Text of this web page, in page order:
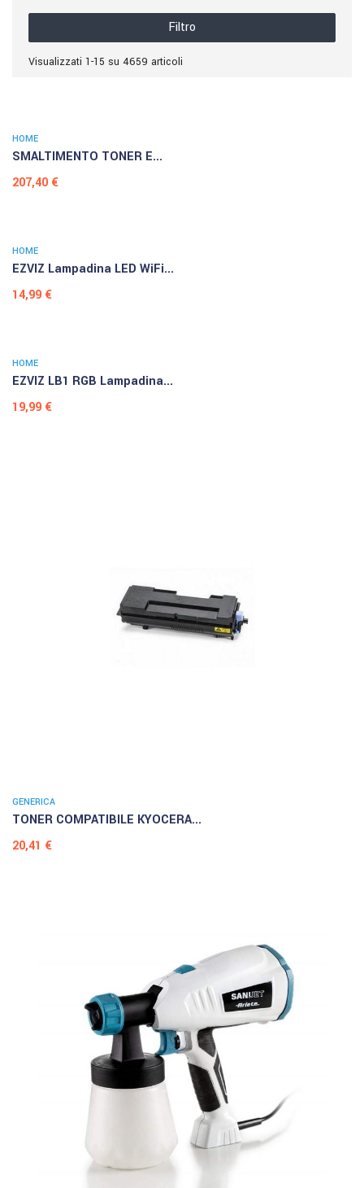
Filtro
Visualizzati 1-15 su 4659 articoli
HOME
SMALTIMENTO TONER E...
Prezzo
207,40 €
HOME
EZVIZ Lampadina LED WiFi...
Prezzo
14,99 €
HOME
EZVIZ LB1 RGB Lampadina...
Prezzo
19,99 €
GENERICA
TONER COMPATIBILE KYOCERA...
Prezzo
20,41 €